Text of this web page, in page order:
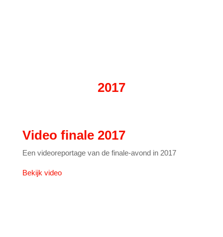
2017
Video finale 2017
Een videoreportage van de finale-avond in 2017
Bekijk video